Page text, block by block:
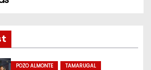
POZO ALMONTE
TAMARUGAL